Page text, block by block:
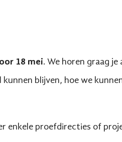
18 mei. We horen graag
blijven, hoe we
enkele proefdirecties of